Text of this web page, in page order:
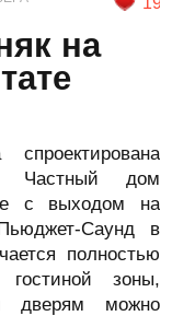
на
Частный дом
с выходом на
Саунд в
полностью
зоны,
дверям можно